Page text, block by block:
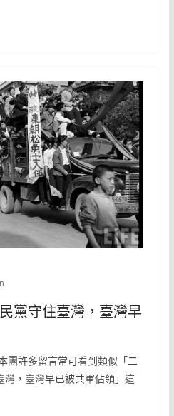
黨守住臺灣，臺灣早
團許多留言常可看到類似「二
，臺灣早已被共軍佔領」這